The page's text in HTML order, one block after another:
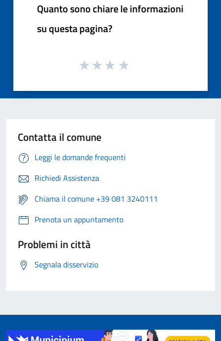
Quanto sono chiare le informazioni
su questa pagina?
Contatta il comune
Leggi le domande frequenti
Richiedi Assistenza
Chiama il comune +39 081 3240111
Prenota un appuntamento
Problemi in città
Segnala disservizio